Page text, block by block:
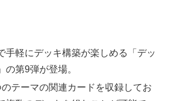
手軽にデッキ構築が楽しめる「デッ
の第9弾が登場。
テーマの関連カードを収録してお